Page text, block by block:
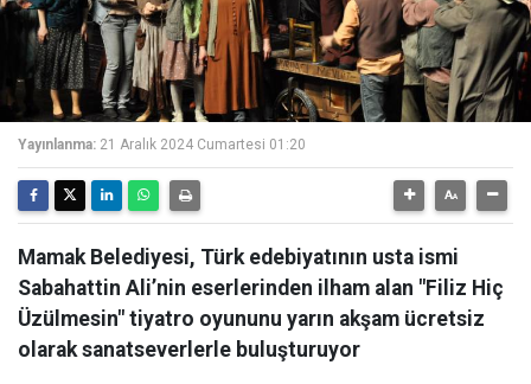
Yayınlanma: 21 Aralık 2024 Cumartesi 01:20
Mamak Belediyesi, Türk edebiyatının usta ismi
Sabahattin Ali’nin eserlerinden ilham alan "Filiz Hiç
Üzülmesin" tiyatro oyununu yarın akşam ücretsiz
olarak sanatseverlerle buluşturuyor